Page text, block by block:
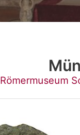
Römermuseum